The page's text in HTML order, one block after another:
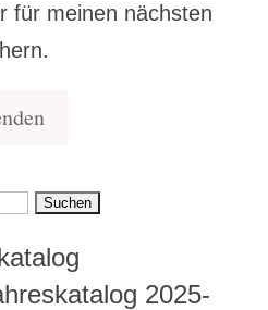
für meinen nächsten
2025-